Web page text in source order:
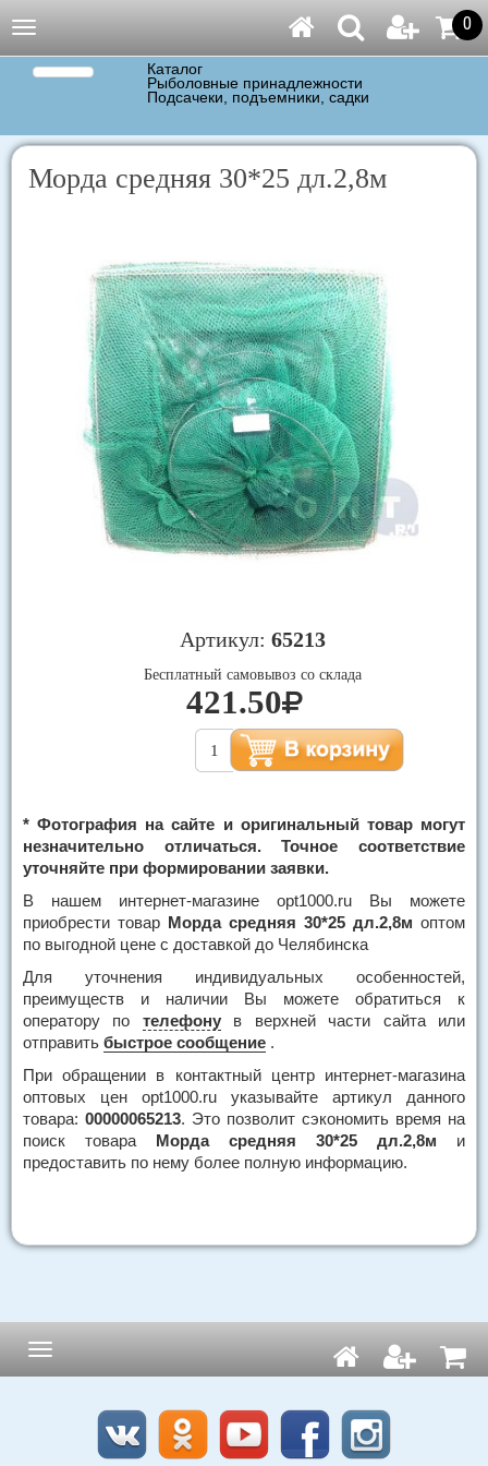
Навигация 0
Каталог
Рыболовные принадлежности
Подсачеки, подъемники, садки
Морда средняя 30*25 дл.2,8м
Артикул: 65213
Бесплатный самовывоз со склада
421.50
* Фотография на сайте и оригинальный товар могут
незначительно отличаться. Точное соответствие
уточняйте при формировании заявки.
В нашем интернет-магазине opt1000.ru Вы можете
приобрести товар Морда средняя 30*25 дл.2,8м оптом
по выгодной цене с доставкой до Челябинска
Для уточнения индивидуальных особенностей,
преимуществ и наличии Вы можете обратиться к
оператору по телефонув верхней части сайта или
отправить быстрое сообщение .
При обращении в контактный центр интернет-магазина
оптовых цен opt1000.ru указывайте артикул данного
товара: 00000065213. Это позволит сэкономить время на
поиск товара Морда средняя 30*25 дл.2,8м и
предоставить по нему более полную информацию.
Навигация